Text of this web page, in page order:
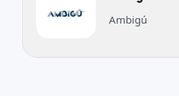
Ambigú